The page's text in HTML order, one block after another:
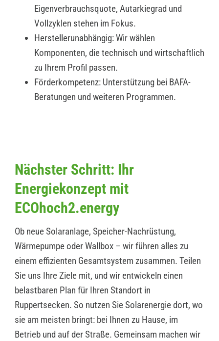
Eigenverbrauchsquote, Autarkiegrad und
Vollzyklen stehen im Fokus.
Herstellerunabhängig: Wir wählen
Komponenten, die technisch und wirtschaftlich
zu Ihrem Profil passen.
Förderkompetenz: Unterstützung bei BAFA-
Beratungen und weiteren Programmen.
Nächster Schritt: Ihr
Energiekonzept mit
ECOhoch2.energy
Ob neue Solaranlage, Speicher-Nachrüstung,
Wärmepumpe oder Wallbox – wir führen alles zu
einem effizienten Gesamtsystem zusammen. Teilen
Sie uns Ihre Ziele mit, und wir entwickeln einen
belastbaren Plan für Ihren Standort in
Ruppertsecken. So nutzen Sie Solarenergie dort, wo
sie am meisten bringt: bei Ihnen zu Hause, im
Betrieb und auf der Straße. Gemeinsam machen wir